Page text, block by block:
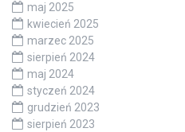
maj 2025
kwiecień 2025
marzec 2025
sierpień 2024
maj 2024
styczeń 2024
grudzień 2023
sierpień 2023